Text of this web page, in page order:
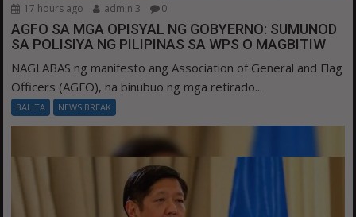
17 hours ago admin 3 0
AGFO SA MGA OPISYAL NG GOBYERNO: SUMUNOD
SA POLISIYA NG PILIPINAS SA WPS O MAGBITIW
NAGLABAS ng manifesto ang Association of General and Flag
Officers (AGFO), na binubuo ng mga retirado...
BALITA NEWS BREAK